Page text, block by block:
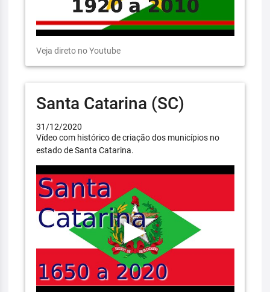
Veja direto no Youtube
Santa Catarina (SC)
31/12/2020
Vídeo com histórico de criação dos municípios no
estado de Santa Catarina.